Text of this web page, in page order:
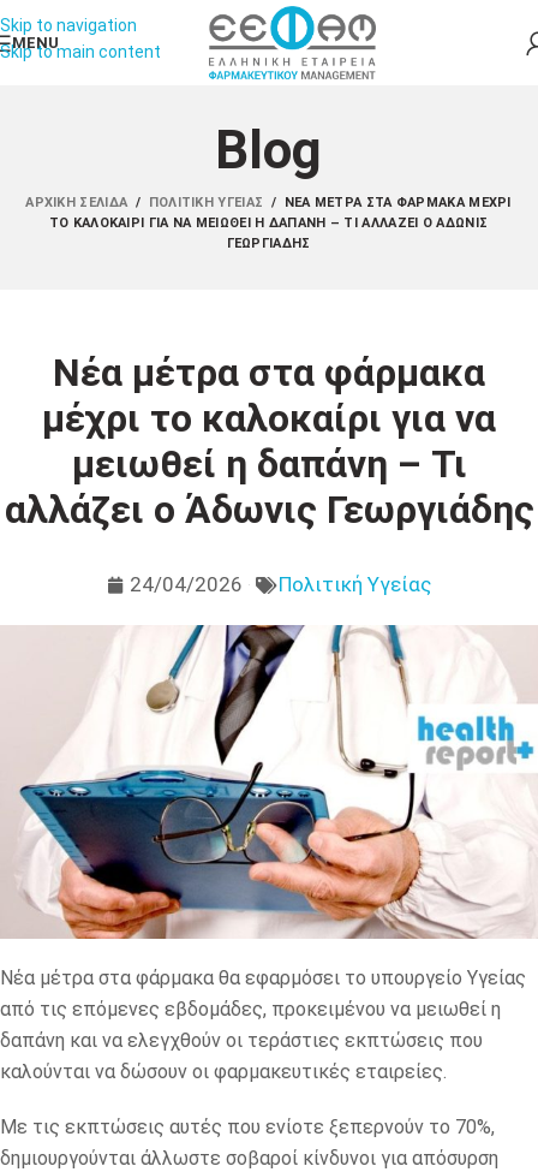
Skip to navigation
Skip to main content
MENU
Blog
ΑΡΧΙΚΉ ΣΕΛΊΔΑ / ΠΟΛΙΤΙΚΉ ΥΓΕΊΑΣ /
ΝΈΑ ΜΈΤΡΑ ΣΤΑ ΦΆΡΜΑΚΑ ΜΈΧΡΙ
ΤΟ ΚΑΛΟΚΑΊΡΙ ΓΙΑ ΝΑ ΜΕΙΩΘΕΊ Η ΔΑΠΆΝΗ – ΤΙ ΑΛΛΆΖΕΙ Ο ΆΔΩΝΙΣ
ΓΕΩΡΓΙΆΔΗΣ
Νέα μέτρα στα φάρμακα
μέχρι το καλοκαίρι για να
μειωθεί η δαπάνη – Τι
αλλάζει ο Άδωνις Γεωργιάδης
24/04/2026 Πολιτική Υγείας
Νέα μέτρα στα φάρμακα θα εφαρμόσει το υπουργείο Υγείας
από τις επόμενες εβδομάδες, προκειμένου να μειωθεί η
δαπάνη και να ελεγχθούν οι τεράστιες εκπτώσεις που
καλούνται να δώσουν οι φαρμακευτικές εταιρείες.
Με τις εκπτώσεις αυτές που ενίοτε ξεπερνούν το 70%,
δημιουργούνται άλλωστε σοβαροί κίνδυνοι για απόσυρση